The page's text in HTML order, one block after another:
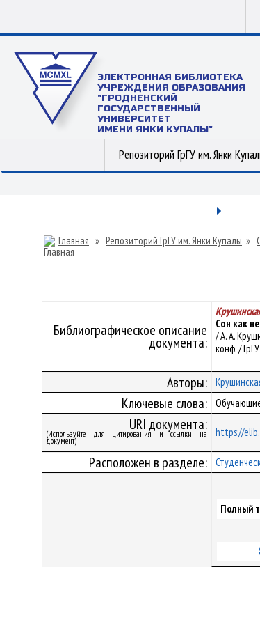
ЭЛЕКТРОННАЯ БИБЛИОТЕКА
УЧРЕЖДЕНИЯ ОБРАЗОВАНИЯ
"ГРОДНЕНСКИЙ
ГОСУДАРСТВЕННЫЙ
УНИВЕРСИТЕТ
ИМЕНИ ЯНКИ КУПАЛЫ"
Репозиторий ГрГУ им. Янки
Главная » Репозиторий ГрГУ им. Янки Купалы »
Библиографическое описание
документа:
Сон как
/ А. А.
конф. /
Авторы:
Ключевые слова:
URI документа:
(Используйте для цитирования и ссылки на
документ)
https://
Расположен в разделе:
Полный